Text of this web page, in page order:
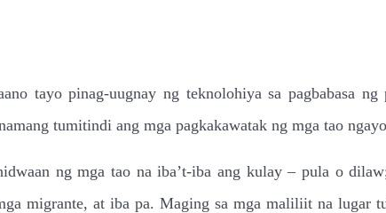
tayo pinag-uugnay ng teknolohiya sa pagbabasa ng
tumitindi ang mga pagkakawatak ng mga tao
ng mga tao na iba’t-iba ang kulay – pula o
migrante, at iba pa. Maging sa mga maliliit na lugar